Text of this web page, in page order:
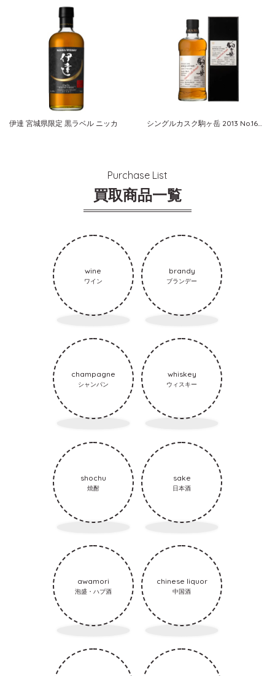
伊達 宮城県限定 黒ラベル ニッカ シングルカスク駒ヶ岳 2013 No.1663 AGED 7 YEARS
Purchase List
買取商品一覧
wine
ワイン
brandy
ブランデー
champagne
シャンパン
whiskey
ウィスキー
shochu
焼酎
sake
日本酒
awamori
泡盛・ハブ酒
chinese liquor
中国酒